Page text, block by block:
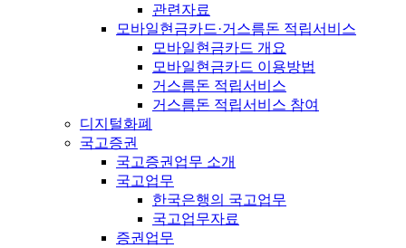
관련자료
모바일현금카드·거스름돈 적립서비스
모바일현금카드 개요
모바일현금카드 이용방법
거스름돈 적립서비스
거스름돈 적립서비스 참여
디지털화폐
국고증권
국고증권업무 소개
국고업무
한국은행의 국고업무
국고업무자료
증권업무